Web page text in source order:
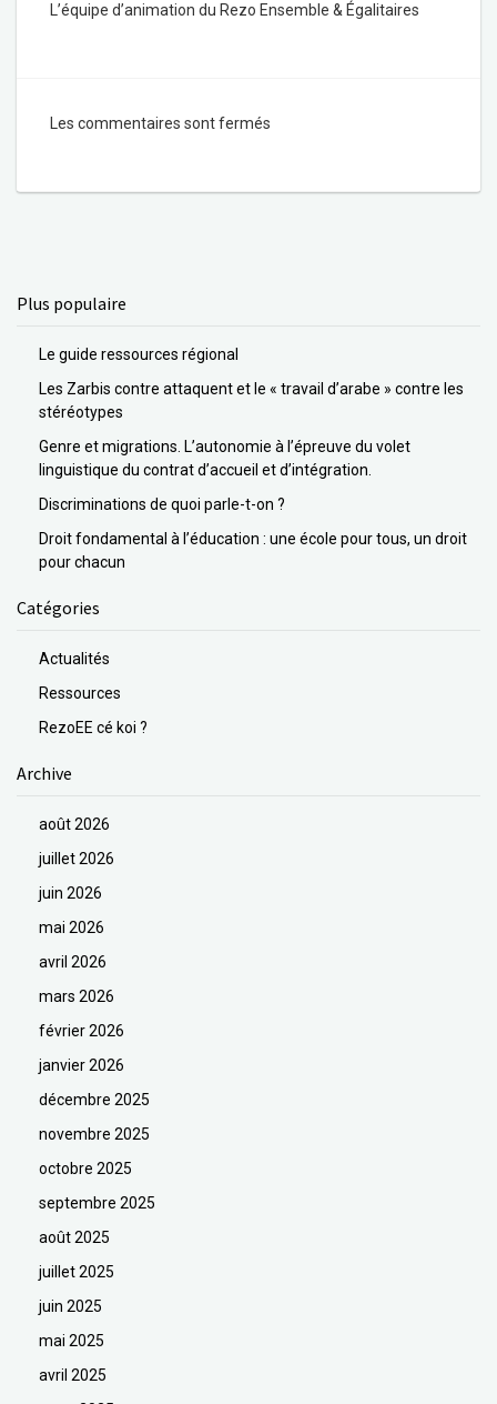
L’équipe d’animation du Rezo Ensemble & Égalitaires
Les commentaires sont fermés
Plus populaire
Le guide ressources régional
Les Zarbis contre attaquent et le « travail d’arabe » contre les
stéréotypes
Genre et migrations. L’autonomie à l’épreuve du volet
linguistique du contrat d’accueil et d’intégration.
Discriminations de quoi parle-t-on ?
Droit fondamental à l’éducation : une école pour tous, un droit
pour chacun
Catégories
Actualités
Ressources
RezoEE cé koi ?
Archive
août 2026
juillet 2026
juin 2026
mai 2026
avril 2026
mars 2026
février 2026
janvier 2026
décembre 2025
novembre 2025
octobre 2025
septembre 2025
août 2025
juillet 2025
juin 2025
mai 2025
avril 2025